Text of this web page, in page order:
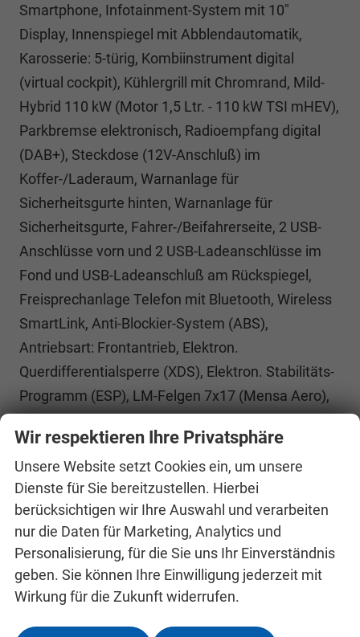
Smartphone, Infotainment-System mit 10"
Display, Innenspiegel mit Abblendautomatik,
Karosserie: 5-türig, Kombiinstrument digital
(virtual cockpit), Kühlergrill mit Chromrand, Mild-
Hybrid 110 kW (Motor 1,5 Ltr. - 110 kW TSI mHEV),
Parkbremse elektronisch, Radioempfang digital
(DAB+), Steckdose (12V-Anschluß) im
Koffer-/Laderaum, Warnanlage für
Sicherheitsgurte hinten, Warnanlage für
Sicherheitsgurte, Fahrer-/Beifahrerseite, 2 USB-
Anschlüsse vorn und 2 USB-Ladeanschlüsse im
Fond und USB-Ladeanschluß am Rückspiegel,
Freisprechanlage Telefon mit Bluetooth, Wireless
SmartLink, Anti-Blockier-System (ABS),
Antriebsart: Frontantrieb, Elektron.
Querdifferentialsperre (XDS), Elektron. Stabilitäts-
Programm (ESP), LM-Felgen 7x17 (Mensa Aero),
Getriebe 7-Gang - Doppelkupplungsgetriebe DSG,
Klimaanlage Climatronic 2-Zonen, Airbag
Beifahrerseite abschaltbar, Airbag
Fahrer-/Beifahrerseite, Fensterheber elektrisch
vorn + hinten, Isofix-Aufnahmen für Kindersitz an
Beifahrersitz und Rücksitze außen (inkl. Top
Tether), Knieairbag Fahrerseite, Kopf-Airbag-
System, Mittelarmlehne vorn, Rücksitz geteilt /
Wir respektieren Ihre Privatsphäre
Unsere Website setzt Cookies ein, um unsere
Dienste für Sie bereitzustellen. Hierbei
berücksichtigen wir Ihre Auswahl und verarbeiten
nur die Daten für Marketing, Analytics und
Personalisierung, für die Sie uns Ihr Einverständnis
geben. Sie können Ihre Einwilligung jederzeit mit
Wirkung für die Zukunft widerrufen.